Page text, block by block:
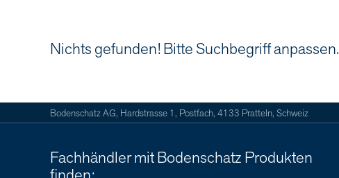
Nichts gefunden! Bitte Suchbegriff anpassen.
Bodenschatz AG, Hardstrasse 1, Postfach, 4133 Pratteln, Schweiz
Fachhändler mit Bodenschatz Produkten